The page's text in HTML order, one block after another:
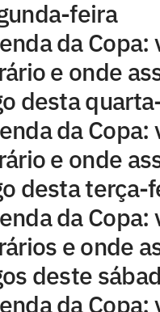
feira
da Copa:
e onde
desta
da Copa:
e onde
desta terça-
da Copa:
e onde
deste
da Copa: